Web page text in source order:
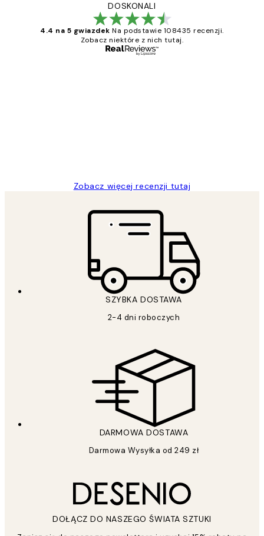
DOSKONALI
4.4 na 5 gwiazdek Na podstawie 108435 recenzji.
Zobacz niektóre z nich tutaj.
Zobacz więcej recenzji tutaj
SZYBKA DOSTAWA
2-4 dni roboczych
DARMOWA DOSTAWA
Darmowa Wysyłka od 249 zł
DOŁĄCZ DO NASZEGO ŚWIATA SZTUKI